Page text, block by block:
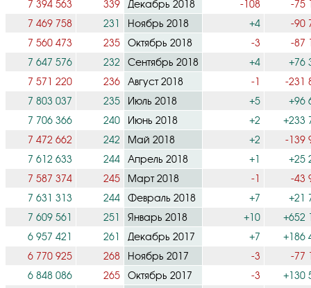
7 394 563
339 Декабрь 2018 -108
-75
7 469 758
231 Ноябрь 2018 +4
-90
7 560 473
235 Октябрь 2018 -3
-87
7 647 576
232 Сентябрь 2018 +4
+76
7 571 220
236 Август 2018 -1
-231
7 803 037
235 Июль 2018 +5
+96
7 706 366
240 Июнь 2018 +2
+233
7 472 662
242 Май 2018 +2
-139
7 612 633
244 Апрель 2018 +1
+25
7 587 374
245 Март 2018 -1
-43
7 631 313
244 Февраль 2018 +7
+21
7 609 561
251 Январь 2018 +10
+652
6 957 421
261 Декабрь 2017 +7
+186
6 770 925
268 Ноябрь 2017 -3
-77
6 848 086
265 Октябрь 2017 -3
+130